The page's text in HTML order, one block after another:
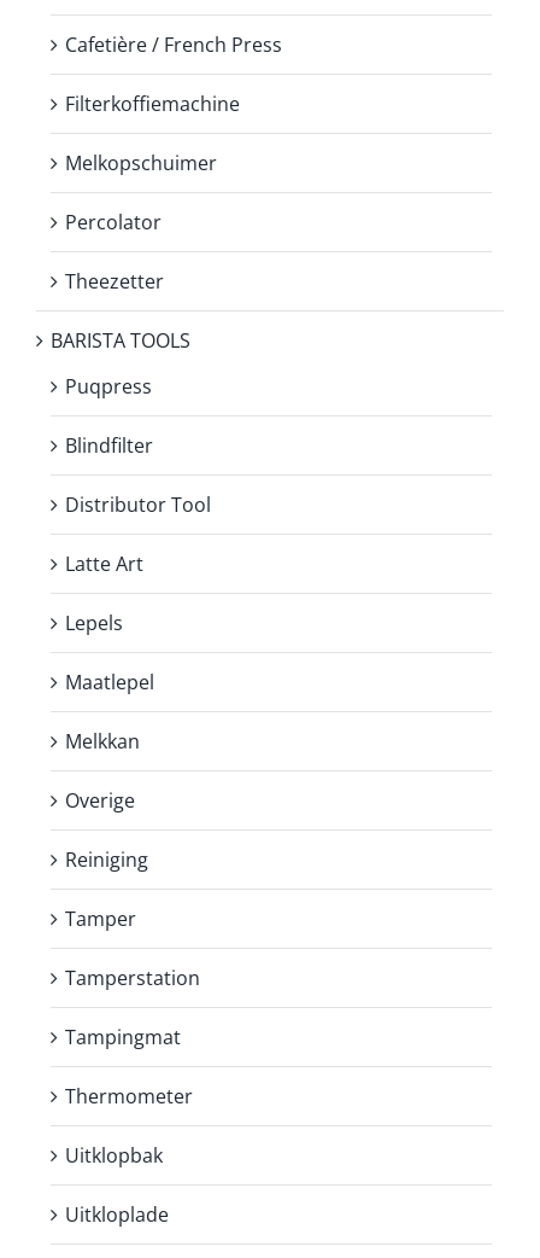
Cafetière / French Press
Filterkoffiemachine
Melkopschuimer
Percolator
Theezetter
BARISTA TOOLS
Puqpress
Blindfilter
Distributor Tool
Latte Art
Lepels
Maatlepel
Melkkan
Overige
Reiniging
Tamper
Tamperstation
Tampingmat
Thermometer
Uitklopbak
Uitkloplade